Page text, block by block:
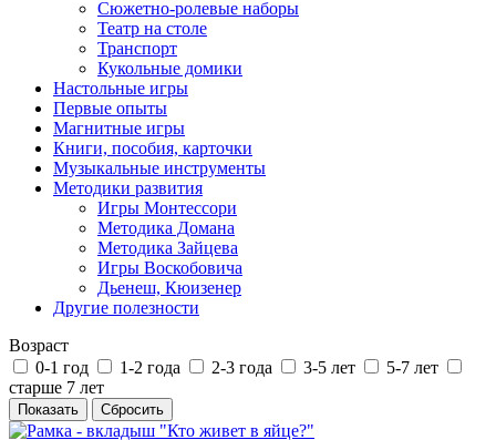
Сюжетно-ролевые наборы
Театр на столе
Транспорт
Кукольные домики
Настольные игры
Первые опыты
Магнитные игры
Книги, пособия, карточки
Музыкальные инструменты
Методики развития
Игры Монтессори
Методика Домана
Методика Зайцева
Игры Воскобовича
Дьенеш, Кюизенер
Другие полезности
Возраст
0-1 год
1-2 года 2-3 года 3-5 лет
5-7 лет
старше 7 лет